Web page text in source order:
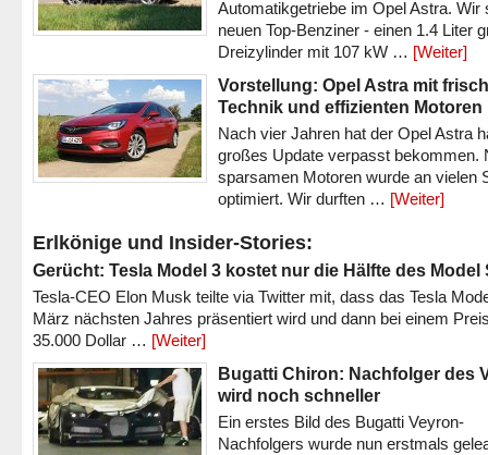
Automatikgetriebe im Opel Astra. Wir
neuen Top-Benziner - einen 1.4 Liter
Dreizylinder mit 107 kW … [Weiter]
Vorstellung: Opel Astra mit
Technik und effizienten Motoren
Nach vier Jahren hat der Opel Astra
großes Update verpasst bekommen.
sparsamen Motoren wurde an vielen
optimiert. Wir durften … [Weiter]
Erlkönige und Insider-Stories:
Gerücht: Tesla Model 3 kostet nur die Hälfte des Model
Tesla-CEO Elon Musk teilte via Twitter mit, dass das Tesla
März nächsten Jahres präsentiert wird und dann bei einem
35.000 Dollar … [Weiter]
Bugatti Chiron: Nachfolger des
wird noch schneller
Ein erstes Bild des Bugatti Veyron-
Nachfolgers wurde nun erstmals